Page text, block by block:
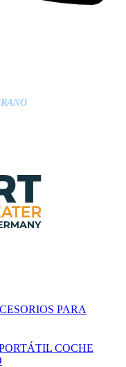
PARA
COCHE